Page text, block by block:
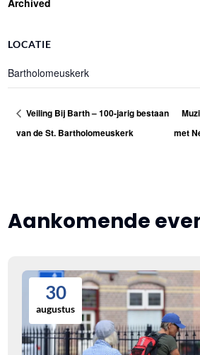
Archived
LOCATIE
Bartholomeuskerk
Veiling Bij Barth – 100-jarig bestaan
van de St. Bartholomeuskerk
met
Aankomende
30
augustus